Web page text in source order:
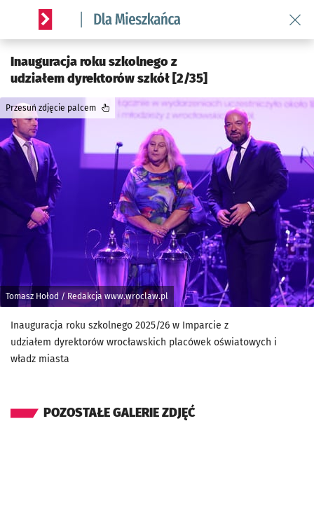
Serwis informacyjny wroclaw.pl podserwis: Dla mieszkańca
Inauguracja roku szkolnego z
udziałem dyrektorów szkół [2/35]
Tomasz Hołod / Redakcja www.wroclaw.pl
Przesuń zdjęcie palcem
Inauguracja roku szkolnego 2025/26 w Imparcie z
udziałem dyrektorów wrocławskich placówek oświatowych i
władz miasta
POZOSTAŁE GALERIE ZDJĘĆ